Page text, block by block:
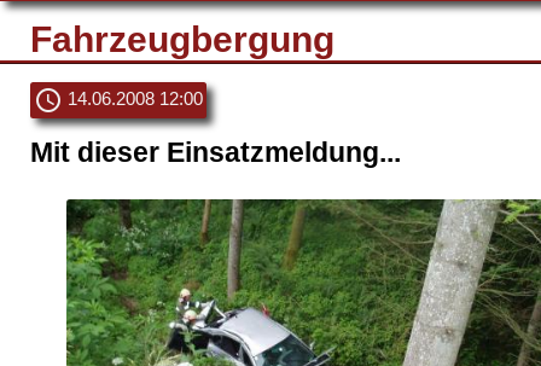
Fahrzeugbergung
schedule 14.06.2008 12:00
Mit dieser Einsatzmeldung...